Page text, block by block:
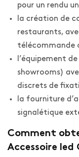
pour un rendu
la création de
restaurants,
télécommande
l’équipement
showrooms)
discrets de
la fourniture
signalétique
Comment
Accessoire led